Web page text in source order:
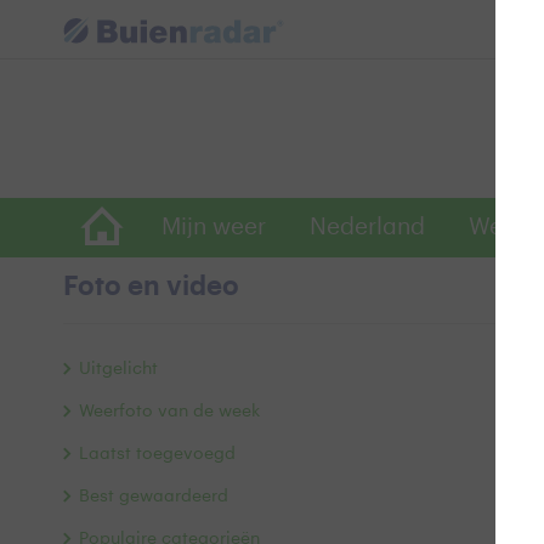
Mijn weer Nederland
Foto en video
Uitgelicht
Weerfoto van de week
Laatst toegevoegd
Best gewaardeerd
Populaire categorieën